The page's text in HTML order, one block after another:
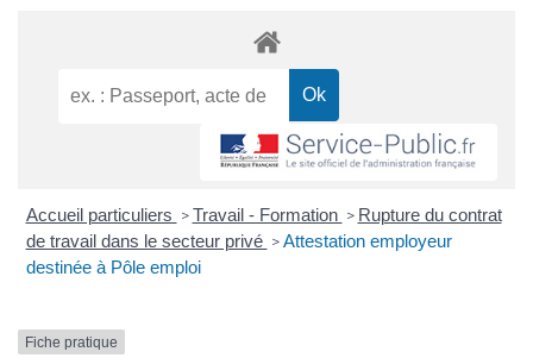
Accueil particuliers > Travail - Formation > Rupture du contrat
de travail dans le secteur privé > Attestation employeur
destinée à Pôle emploi
Fiche pratique